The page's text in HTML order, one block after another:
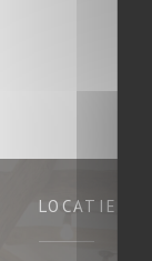
LOCATIE